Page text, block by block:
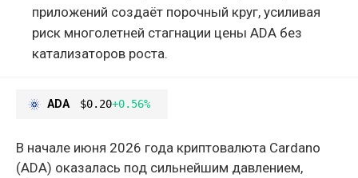
приложений создаёт порочный круг, усиливая
риск многолетней стагнации цены ADA без
катализаторов роста.
ADA $0.20+0.56%
В начале июня 2026 года криптовалюта Cardano
(ADA) оказалась под сильнейшим давлением,